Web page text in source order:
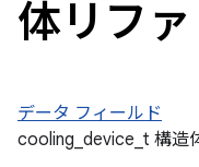
体リフ
データ フィールド
cooling_device_t 構造